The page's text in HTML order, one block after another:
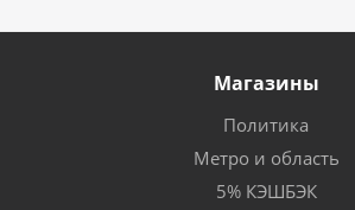
Магазины
Политика
Метро и область
5% КЭШБЭК